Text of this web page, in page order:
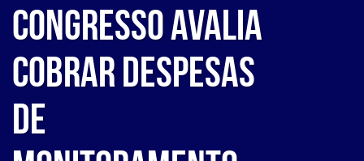
Congresso avalia
cobrar despesas
de